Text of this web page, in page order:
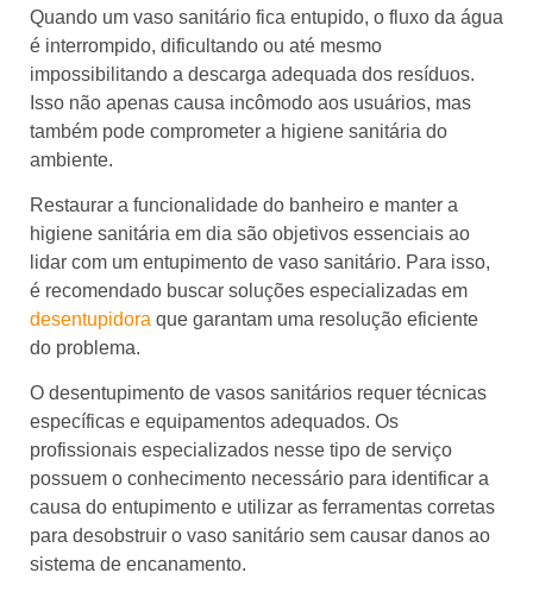
Quando um vaso sanitário fica entupido, o fluxo da água
é interrompido, dificultando ou até mesmo
impossibilitando a descarga adequada dos resíduos.
Isso não apenas causa incômodo aos usuários, mas
também pode comprometer a higiene sanitária do
ambiente.
Restaurar a funcionalidade do banheiro e manter a
higiene sanitária em dia são objetivos essenciais ao
lidar com um entupimento de vaso sanitário. Para isso,
é recomendado buscar soluções especializadas em
desentupidora que garantam uma resolução eficiente
do problema.
O desentupimento de vasos sanitários requer técnicas
específicas e equipamentos adequados. Os
profissionais especializados nesse tipo de serviço
possuem o conhecimento necessário para identificar a
causa do entupimento e utilizar as ferramentas corretas
para desobstruir o vaso sanitário sem causar danos ao
sistema de encanamento.